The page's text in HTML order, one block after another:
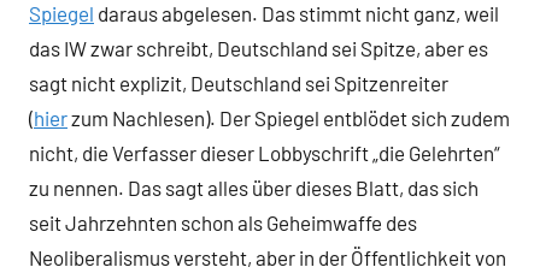
Spiegel daraus abgelesen. Das stimmt nicht ganz, weil
das IW zwar schreibt, Deutschland sei Spitze, aber es
sagt nicht explizit, Deutschland sei Spitzenreiter
(hierzum Nachlesen). Der Spiegel entblödet sich zudem
nicht, die Verfasser dieser Lobbyschrift „die Gelehrten“
zu nennen. Das sagt alles über dieses Blatt, das sich
seit Jahrzehnten schon als Geheimwaffe des
Neoliberalismus versteht, aber in der Öffentlichkeit von